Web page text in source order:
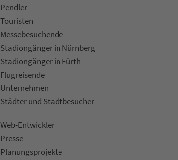
Pendler
Touristen
Mes­se­be­suchende
Sta­di­on­gän­ger in Nürn­berg
Sta­di­on­gän­ger in Fürth
Flug­rei­sen­de
Un­ter­neh­men
Städter und Stadt­be­su­cher
Web-Entwickler
Presse
Pla­nungs­pro­jekte